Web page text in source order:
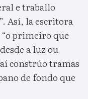
e traballo
Así, la escritora
“o primeiro que
a luz ou
constrúo tramas
de fondo que